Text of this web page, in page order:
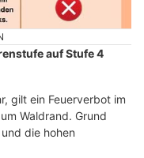
auf Stufe 4
gilt ein Feuerverbot im
Waldrand. Grund
die hohen